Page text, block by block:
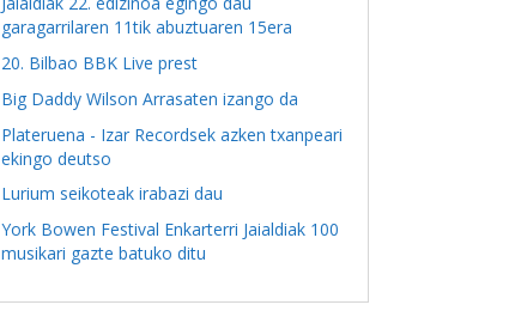
garagarrilaren 11tik abuztuaren 15era
20. Bilbao BBK Live prest
Big Daddy Wilson Arrasaten izango da
Plateruena - Izar Recordsek azken txanpeari
ekingo deutso
Lurium seikoteak irabazi dau
York Bowen Festival Enkarterri Jaialdiak 100
musikari gazte batuko ditu